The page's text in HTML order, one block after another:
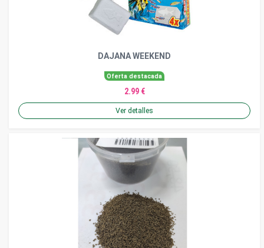
DAJANA WEEKEND
Oferta destacada
2.99 €
Ver detalles